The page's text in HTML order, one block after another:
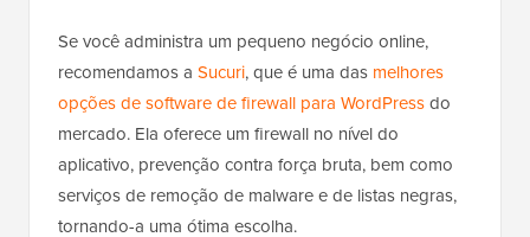
Se você administra um pequeno negócio online,
recomendamos a Sucuri, que é uma das melhores
opções de software de firewall para WordPressdo
mercado. Ela oferece um firewall no nível do
aplicativo, prevenção contra força bruta, bem como
serviços de remoção de malware e de listas negras,
tornando-a uma ótima escolha.